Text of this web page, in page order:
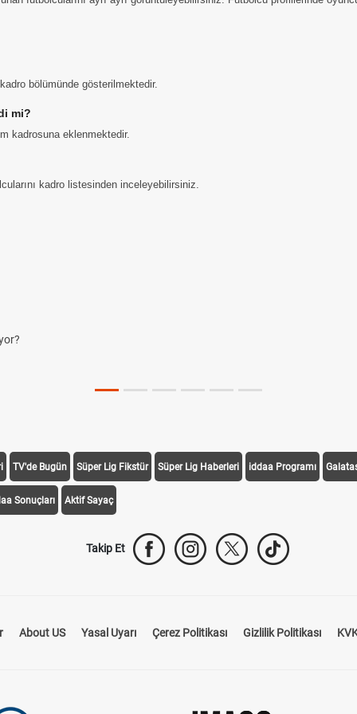
bölümünde gösterilmektedir.
mi?
kadrosuna eklenmektedir.
kadro listesinden inceleyebilirsiniz.
TV'de Bugün Süper Lig Fikstür Süper Lig Haberleri iddaa Programı
Sonuçları Aktif Sayaç
Takip Et
About US Yasal Uyarı Çerez Politikası Gizlilik Politikası